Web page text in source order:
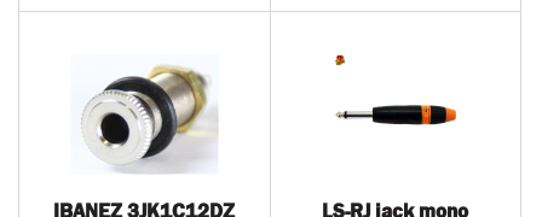
IBANEZ 3JK1C12DZ
LS-RJ jack mono